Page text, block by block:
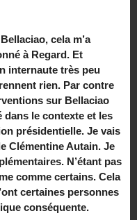
cela m’a
à Regard. Et
internaute très peu
rien. Par contre
sur Bellaciao
dans le contexte et les
présidentielle. Je vais
Clémentine Autain. Je
N’étant pas
comme certains. Cela
certaines personnes
conséquente.